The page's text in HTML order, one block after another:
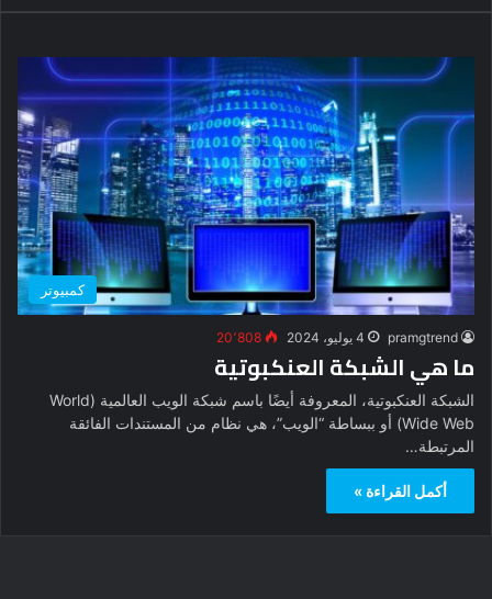
كمبيوتر
pramgtrend 4 يوليو، 2024 20٬808
ما هي الشبكة العنكبوتية
الشبكة العنكبوتية، المعروفة أيضًا باسم شبكة الويب العالمية (World
Wide Web) أو ببساطة “الويب”، هي نظام من المستندات الفائقة
المرتبطة…
أكمل القراءة »